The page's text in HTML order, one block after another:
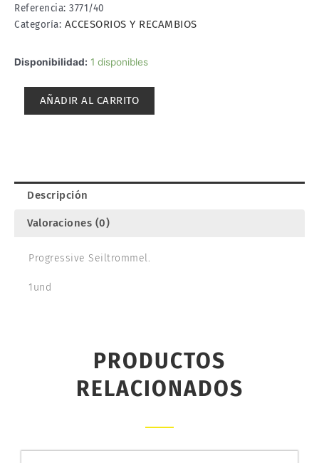
Referencia: 3771/40
Categoría: ACCESORIOS Y RECAMBIOS
Disponibilidad: 1 disponibles
POLEA
CUERDA
AÑADIR AL CARRITO
Descripción
Valoraciones (0)
Progressive Seiltrommel.
1und
PRODUCTOS
RELACIONADOS